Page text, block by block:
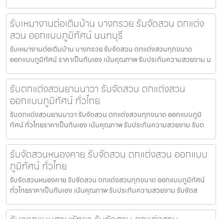
รับเหมางานต่อเติมบ้าน บางกรวย รับจัดสวน ตกแต่ง
สวน ออกแบบภูมิทัศน์ นนทบุรี
รับเหมางานต่อเติมบ้าน บางกรวย รับจัดสวน ตกแต่งสวนทุกขนาด
ออกแบบภูมิทัศน์ ราคาเป็นกันเอง เน้นคุณภาพ รับประกันความสวยงาม น
รับตกแต่งสวนยานนาวา รับจัดสวน ตกแต่งสวน
ออกแบบภูมิทัศน์ ทั่วไทย
รับตกแต่งสวนยานนาวา รับจัดสวน ตกแต่งสวนทุกขนาด ออกแบบภูมิ
ทัศน์ ทั่วไทยราคาเป็นกันเอง เน้นคุณภาพ รับประกันความสวยงาม รับต
รับจัดสวนหนองคาย รับจัดสวน ตกแต่งสวน ออกแบบ
ภูมิทัศน์ ทั่วไทย
รับจัดสวนหนองคาย รับจัดสวน ตกแต่งสวนทุกขนาด ออกแบบภูมิทัศน์
ทั่วไทยราคาเป็นกันเอง เน้นคุณภาพ รับประกันความสวยงาม รับจัดส